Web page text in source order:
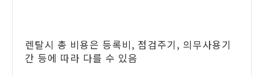
렌탈시 총 비용은 등록비, 점검주기, 의무사용기
간 등에 따라 다를 수 있음